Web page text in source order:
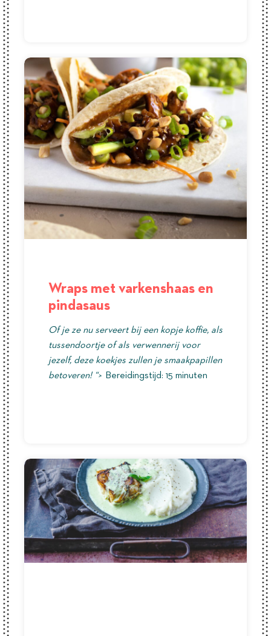
Wraps met varkenshaas en
pindasaus
Of je ze nu serveert bij een kopje koffie, als
tussendoortje of als verwennerij voor
jezelf, deze koekjes zullen je smaakpapillen
betoveren! “> Bereidingstijd: 15 minuten